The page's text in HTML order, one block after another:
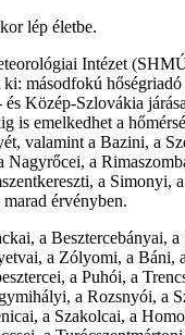
lép életbe.
Intézet
ki: másodfokú
Közép-Szlovákia
is emelkedhet a
valamint a Bazini, a
Nagyrőcei, a
a Simonyi,
érvényben.
a Besztercebányai, a
a Zólyomi, a Báni,
a Puhói, a
a Rozsnyói, a
a Szakolcai, a